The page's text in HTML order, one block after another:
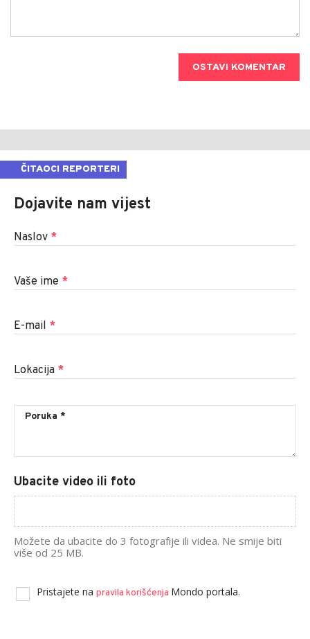
OSTAVI KOMENTAR
ČITAOCI REPORTERI
Dojavite nam vijest
Naslov *
Vaše ime *
E-mail *
Lokacija *
Ubacite video ili foto
Možete da ubacite do 3 fotografije ili videa. Ne smije biti
više od 25 MB.
Pristajete na pravila korišćenja Mondo portala.